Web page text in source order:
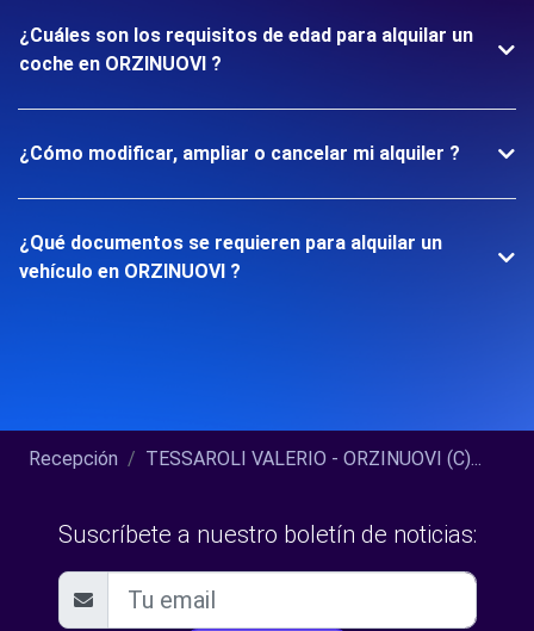
¿Cuáles son los requisitos de edad para alquilar un
coche en ORZINUOVI ?
¿Cómo modificar, ampliar o cancelar mi alquiler ?
¿Qué documentos se requieren para alquilar un
vehículo en ORZINUOVI ?
Recepción TESSAROLI VALERIO - ORZINUOVI (C)...
Suscríbete a nuestro boletín de noticias: